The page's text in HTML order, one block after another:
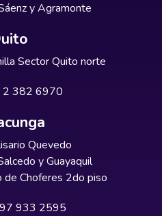
y Agramonte
Sector Quito norte
2 382 6970
Quevedo
y Guayaquil
de Choferes 2do piso
933 2595